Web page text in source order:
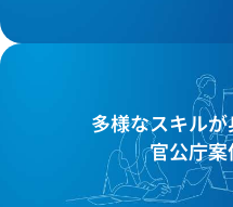
多様なスキル
官公庁案